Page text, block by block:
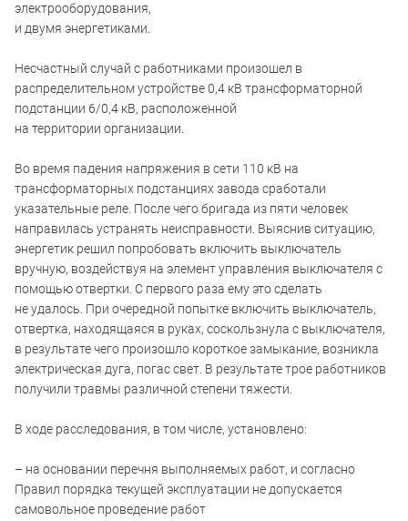
электрооборудования,
и двумя энергетиками.
Несчастный случай с работниками произошел в
распределительном устройстве 0,4 кВ трансформаторной
подстанции 6/0,4 кВ, расположенной
на территории организации.
Во время падения напряжения в сети 110 кВ на
трансформаторных подстанциях завода сработали
указательные реле. После чего бригада из пяти человек
направилась устранять неисправности. Выяснив ситуацию,
энергетик решил попробовать включить выключатель
вручную, воздействуя на элемент управления выключателя с
помощью отвертки. С первого раза ему это сделать
не удалось. При очередной попытке включить выключатель,
отвертка, находящаяся в руках, соскользнула с выключателя,
в результате чего произошло короткое замыкание, возникла
электрическая дуга, погас свет. В результате трое работников
получили травмы различной степени тяжести.
В ходе расследования, в том числе, установлено:
– на основании перечня выполняемых работ, и согласно
Правил порядка текущей эксплуатации не допускается
самовольное проведение работ